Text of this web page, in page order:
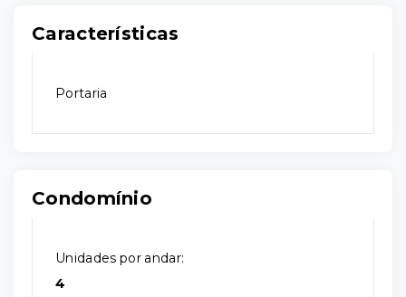
Características
Portaria
Condomínio
Unidades por andar:
4